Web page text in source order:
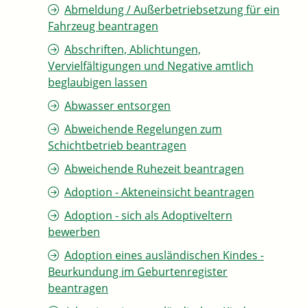
Abmeldung / Außerbetriebsetzung für ein
Fahrzeug beantragen
Abschriften, Ablichtungen,
Vervielfältigungen und Negative amtlich
beglaubigen lassen
Abwasser entsorgen
Abweichende Regelungen zum
Schichtbetrieb beantragen
Abweichende Ruhezeit beantragen
Adoption - Akteneinsicht beantragen
Adoption - sich als Adoptiveltern
bewerben
Adoption eines ausländischen Kindes -
Beurkundung im Geburtenregister
beantragen